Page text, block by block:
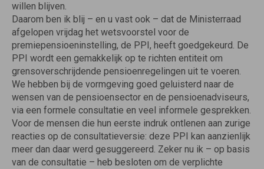
willen blijven.
Daarom ben ik blij – en u vast ook – dat de Ministerraad
afgelopen vrijdag het wetsvoorstel voor de
premiepensioeninstelling, de PPI, heeft goedgekeurd. De
PPI wordt een gemakkelijk op te richten entiteit om
grensoverschrijdende pensioenregelingen uit te voeren.
We hebben bij de vormgeving goed geluisterd naar de
wensen van de pensioensector en de pensioenadviseurs,
via een formele consultatie en veel informele gesprekken.
Voor de mensen die hun eerste indruk ontlenen aan zurige
reacties op de consultatieversie: deze PPI kan aanzienlijk
meer dan daar werd gesuggereerd. Zeker nu ik – op basis
van de consultatie – heb besloten om de verplichte